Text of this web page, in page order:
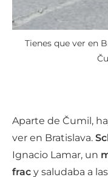
Tienes que ver en
Aparte de Čumil,
ver en Bratislava.
Ignacio Lamar, un
frac y saludaba a